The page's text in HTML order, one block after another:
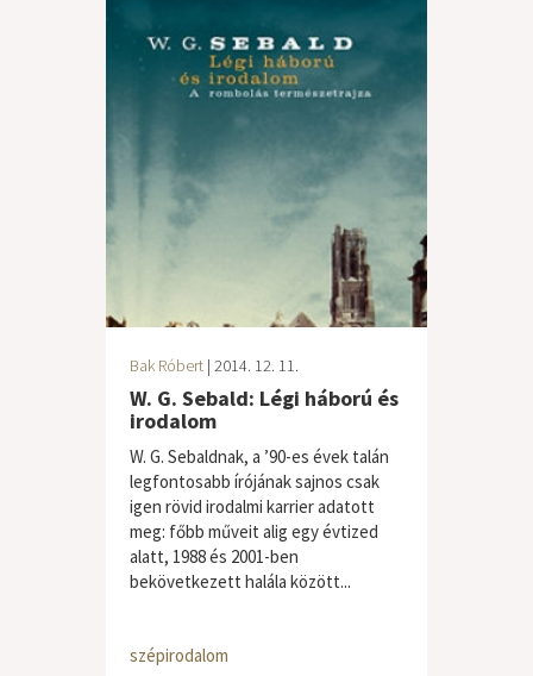
Bak Róbert | 2014. 12. 11.
W. G. Sebald: Légi háború és
irodalom
W. G. Sebaldnak, a ’90-es évek talán
legfontosabb írójának sajnos csak
igen rövid irodalmi karrier adatott
meg: főbb műveit alig egy évtized
alatt, 1988 és 2001-ben
bekövetkezett halála között...
szépirodalom